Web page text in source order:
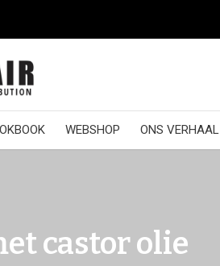
WEBSHOP ONS VERHAAL
castor olie